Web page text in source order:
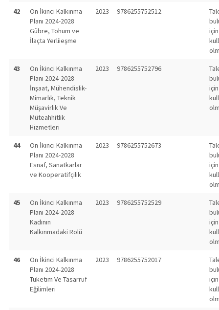
42
On İkinci Kalkınma
Planı 2024-2028
Gübre, Tohum ve
İlaçta Yerliieşme
2023 9786255752512
43
On İkinci Kalkınma
Planı 2024-2028
İnşaat, Mühendislik-
Mimarlık, Teknik
Müşavirlik Ve
Müteahhitlik
Hizmetleri
2023 9786255752796
44
On İkinci Kalkınma
Planı 2024-2028
Esnaf, Sanatkarlar
ve Kooperatifçilik
2023 9786255752673
45
On İkinci Kalkınma
Planı 2024-2028
Kadının
Kalkınmadaki Rolü
2023 9786255752529
46
On İkinci Kalkınma
Planı 2024-2028
Tüketim Ve Tasarruf
Eğilimleri
2023 9786255752017